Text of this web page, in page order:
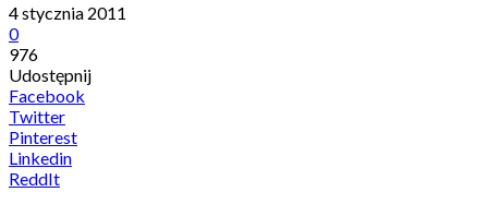
4 stycznia 2011
0
976
Udostępnij
Facebook
Twitter
Pinterest
Linkedin
ReddIt